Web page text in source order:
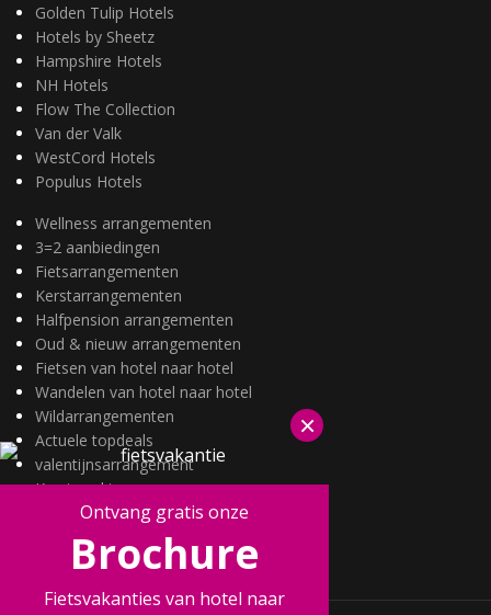
Golden Tulip Hotels
Hotels by Sheetz
Hampshire Hotels
NH Hotels
Flow The Collection
Van der Valk
WestCord Hotels
Populus Hotels
Wellness arrangementen
3=2 aanbiedingen
Fietsarrangementen
Kerstarrangementen
Halfpension arrangementen
Oud & nieuw arrangementen
Fietsen van hotel naar hotel
Wandelen van hotel naar hotel
Wildarrangementen
Actuele topdeals
valentijnsarrangement
Kerstmarkten
Fietsvakanties
Wandelvakanties
×
Ontvang gratis onze
Brochure
Fietsvakanties van hotel naar